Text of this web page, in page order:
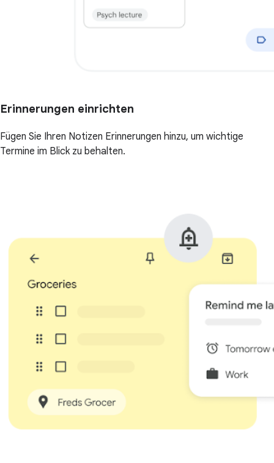
Erinnerungen einrichten
Fügen Sie Ihren Notizen Erinnerungen hinzu, um wichtige
Termine im Blick zu behalten.